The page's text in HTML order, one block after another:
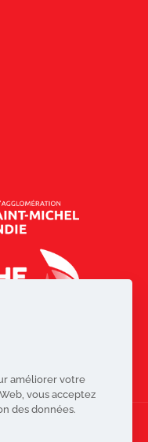
améliorer votre
vous acceptez
des données.